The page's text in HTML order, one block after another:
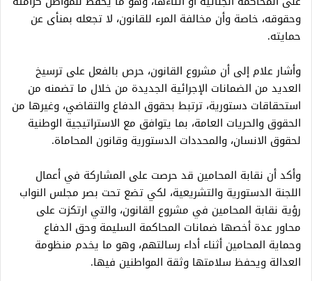
وحقوقه، خاصة وأن مخالفة المرء للقانون، لا تجعله بمنأى عن
حمايته.
وأشار علام إلى أن مشروع القانون، حرص بالفعل على ترسيخ
العديد من الضمانات الإجرائية الجديدة من خلال ما تضمنه من
استحقاقات دستورية، ترتبط بحقوق الدفاع والتقاضي، وغيرها من
الحقوق والحريات العامة، بما يتوافق مع الاستراتيجية الوطنية
لحقوق الانسان، والمحددات الدستورية وقانون المحاماة.
وأكد أن نقابة المحامين قد حرصت على المشاركة في أعمال
اللجنة الدستورية والتشريعية، لكي تضع تحت بصر مجلس النواب
رؤية نقابة المحامين في مشروع القانون، والتي ارتكزت على
محاور عدة أخصها ضمانات المحاكمة السليمة وحق الدفاع
وحماية المحامين أثناء أداء رسالتهم، وهو ما يخدم منظومة
العدالة ويحفظ سلامتها وثقة المواطنين فيها.